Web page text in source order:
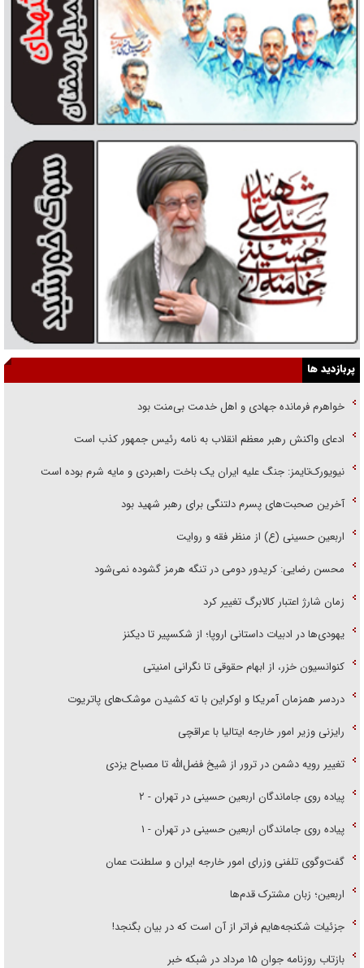
پربازدید ها
خواهرم فرمانده جهادی و اهل خدمت بی‌منت بود
ادعای واکنش رهبر معظم انقلاب به نامه رئیس جمهور کذب است
نیویورک‌تایمز: جنگ علیه ایران یک باخت راهبردی و مایه شرم بوده است
آخرین صحبت‌های پسرم دلتنگی برای رهبر شهید بود
اربعین حسینی (ع) از منظر فقه و روایت
محسن رضایی: کریدور دومی در تنگه هرمز گشوده نمی‌شود
زمان شارژ اعتبار کالابرگ تغییر کرد
یهودی‌ها در ادبیات داستانی اروپا؛ از شکسپیر تا دیکنز
کنوانسیون خزر، از ابهام حقوقی تا نگرانی امنیتی
دردسر همزمان آمریکا و اوکراین با ته کشیدن موشک‌های پاتریوت
رایزنی وزیر امور خارجه ایتالیا با عراقچی
تغییر رویه دشمن در ترور از شیخ فضل‌الله تا مصباح یزدی
پیاده روی جاماندگان اربعین حسینی در تهران - ۲
پیاده روی جاماندگان اربعین حسینی در تهران - ۱
گفت‌وگوی تلفنی وزرای امور خارجه ایران و سلطنت عمان
اربعین؛ زبان مشترک قدم‌ها
جزئیات شکنجه‌هایم فراتر از آن است که در بیان بگنجد!
بازتاب روزنامه جوان ۱۵ مرداد در شبکه خبر